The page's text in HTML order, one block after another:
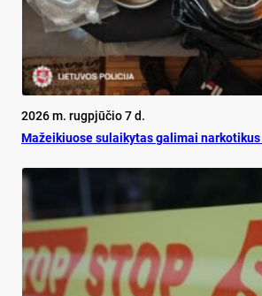
2026 m. rugpjūčio 7 d.
Mažeikiuose sulaikytas galimai